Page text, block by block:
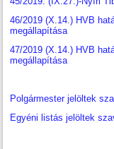
46/2019 (X.14.) HVB
megállapítása
47/2019 (X.14.) HVB
megállapítása
Polgármester jelöltek
Egyéni listás jelöltek